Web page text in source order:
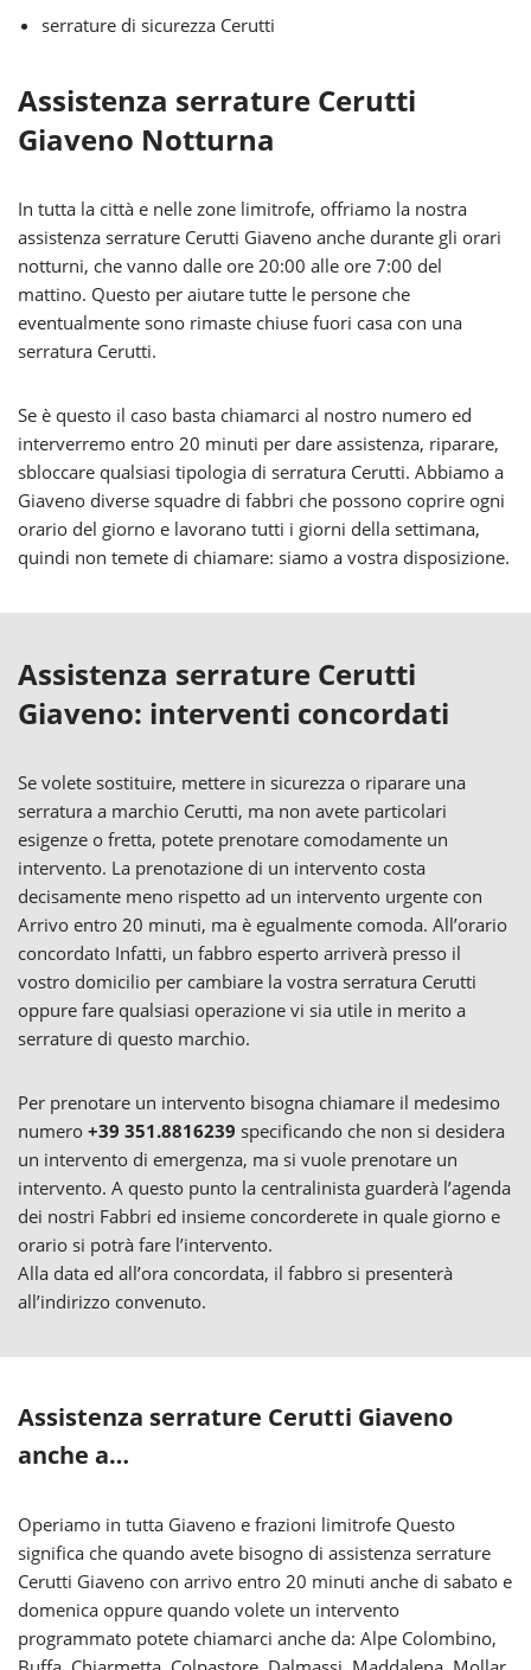
serrature di sicurezza Cerutti
Assistenza serrature Cerutti
Giaveno Notturna
In tutta la città e nelle zone limitrofe, offriamo la nostra
assistenza serrature Cerutti Giaveno anche durante gli orari
notturni, che vanno dalle ore 20:00 alle ore 7:00 del
mattino. Questo per aiutare tutte le persone che
eventualmente sono rimaste chiuse fuori casa con una
serratura Cerutti.
Se è questo il caso basta chiamarci al nostro numero ed
interverremo entro 20 minuti per dare assistenza, riparare,
sbloccare qualsiasi tipologia di serratura Cerutti. Abbiamo a
Giaveno diverse squadre di fabbri che possono coprire ogni
orario del giorno e lavorano tutti i giorni della settimana,
quindi non temete di chiamare: siamo a vostra disposizione.
Assistenza serrature Cerutti
Giaveno: interventi concordati
Se volete sostituire, mettere in sicurezza o riparare una
serratura a marchio Cerutti, ma non avete particolari
esigenze o fretta, potete prenotare comodamente un
intervento. La prenotazione di un intervento costa
decisamente meno rispetto ad un intervento urgente con
Arrivo entro 20 minuti, ma è egualmente comoda. All’orario
concordato Infatti, un fabbro esperto arriverà presso il
vostro domicilio per cambiare la vostra serratura Cerutti
oppure fare qualsiasi operazione vi sia utile in merito a
serrature di questo marchio.
Per prenotare un intervento bisogna chiamare il medesimo
numero +39 351.8816239 specificando che non si desidera
un intervento di emergenza, ma si vuole prenotare un
intervento. A questo punto la centralinista guarderà l’agenda
dei nostri Fabbri ed insieme concorderete in quale giorno e
orario si potrà fare l’intervento.
Alla data ed all’ora concordata, il fabbro si presenterà
all’indirizzo convenuto.
Assistenza serrature Cerutti Giaveno
anche a…
Operiamo in tutta Giaveno e frazioni limitrofe Questo
significa che quando avete bisogno di assistenza serrature
Cerutti Giaveno con arrivo entro 20 minuti anche di sabato e
domenica oppure quando volete un intervento
programmato potete chiamarci anche da: Alpe Colombino,